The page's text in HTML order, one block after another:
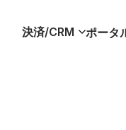
決済/CRM ポータ